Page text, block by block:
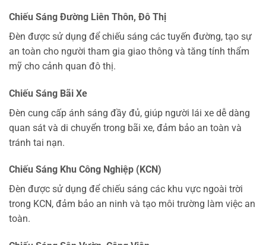
Chiếu Sáng Đường Liên Thôn, Đô Thị
Đèn được sử dụng để chiếu sáng các tuyến đường, tạo sự
an toàn cho người tham gia giao thông và tăng tính thẩm
mỹ cho cảnh quan đô thị.
Chiếu Sáng Bãi Xe
Đèn cung cấp ánh sáng đầy đủ, giúp người lái xe dễ dàng
quan sát và di chuyển trong bãi xe, đảm bảo an toàn và
tránh tai nạn.
Chiếu Sáng Khu Công Nghiệp (KCN)
Đèn được sử dụng để chiếu sáng các khu vực ngoài trời
trong KCN, đảm bảo an ninh và tạo môi trường làm việc an
toàn.